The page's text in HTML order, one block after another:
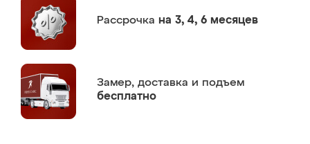
Рассрочка на 3, 4, 6 месяцев
Замер, доставка и подъем
бесплатно